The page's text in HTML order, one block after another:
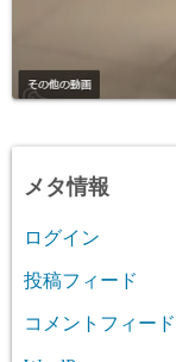
メタ情報
ログイン
投稿フィード
コメントフィード